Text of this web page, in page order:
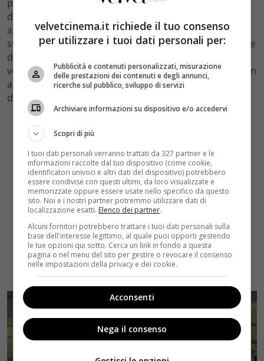
può dedurre che il nuovo capitano sarà in realtà una
donna. La serie ha sempre avuto un ottimo successo
aggiudicandosi il primo posto nel corso delle varie
stagioni: nel 2004 è riuscita a sconfiggere anche il serale
del reality show Grande Fratello. Il format è stato
venduto per ilmercato russo, dove è stato realizzato un
adattamento in cui il presbitero è un rappresentante
della chiesa ortodossa.
velvetcinema.it richiede il tuo consenso
per utilizzare i tuoi dati personali per:
Pubblicità e contenuti personalizzati, misurazione
delle prestazioni dei contenuti e degli annunci,
ricerche sul pubblico, sviluppo di servizi
Archiviare informazioni su dispositivo e/o accedervi
Scopri di più
I tuoi dati personali verranno trattati da 327 partner e le
informazioni raccolte dal tuo dispositivo (come cookie,
identificatori univoci e altri dati del dispositivo) potrebbero
essere condivise con questi ultimi, da loro visualizzate e
memorizzate oppure essere usate nello specifico da questo
sito. Noi e i nostri partner potremmo utilizzare dati di
localizzazione esatti. Elenco dei partner.
Alcuni fornitori potrebbero trattare i tuoi dati personali sulla
base dell'interesse legittimo, al quale puoi opporti gestendo
le tue opzioni qui sotto. Cerca un link in fondo a questa
pagina o nel menu del sito per gestire o revocare il consenso
nelle impostazioni della privacy e dei cookie.
Acconsenti
Nega il consenso